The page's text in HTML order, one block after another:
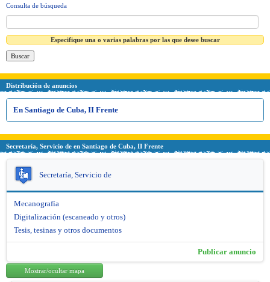
Consulta de búsqueda
Especifique una o varias palabras por las que desee buscar
Distribución de anuncios
En Santiago de Cuba, II Frente
Secretaría, Servicio de en Santiago de Cuba, II Frente
Secretaría, Servicio de
Mecanografía
Digitalización (escaneado y otros)
Tesis, tesinas y otros documentos
Publicar anuncio
Mostrar/ocultar mapa